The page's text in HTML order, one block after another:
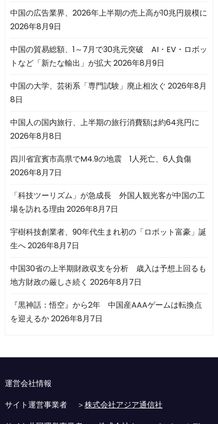
中国の広告業界、2026年上半期の売上高が10兆円規模に
2026年8月9日
中国の貿易総額、1～7月で30兆元突破 AI・EV・ロボッ
トなど「新たな輸出」が拡大 2026年8月9日
中国の大学、芸術系「専門試験」廃止相次ぐ 2026年8月
8日
中国人の国内旅行、上半期の旅行消費額は約64兆円に
2026年8月8日
四川省宜賓市高県でM4.9の地震 1人死亡、6人負傷
2026年8月7日
「科技ツーリズム」が急成長 外国人観光客が中国の工
場を訪れる理由 2026年8月7日
宇樹科技創業者、90年代生まれ初の「ロボット富豪」誕
生へ2026年8月7日
中国30省の上半期財政収支を分析 歳入は予想上回るも
地方財政の厳しさ続く 2026年8月7日
『黒神話：悟空』から2年 中国産AAAゲームは転換点
を迎えるか2026年8月7日
運営会社情報
サイト運営事業者 ＞株式会社アジア通信社